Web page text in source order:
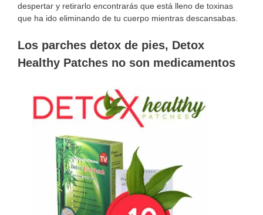
despertar y retirarlo encontrarás que está lleno de toxinas
que ha ido eliminando de tu cuerpo mientras descansabas.
Los parches detox de pies, Detox
Healthy Patches no son medicamentos